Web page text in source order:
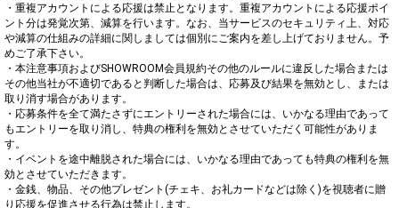
・重複アカウントによる応援は禁止となります。重複アカウントによる応援ポイ
ント分は発覚次第、減算を行います。なお、当サービスのセキュリティ上、対応
や減算の仕組みの詳細に関しましては個別にご案内を差し上げておりません。予
めご了承下さい。
・本注意事項およびSHOWROOM会員規約その他のルールに違反した場合または
その他当社が不適切であると判断した場合は、応募及び結果を無効とし、または
取り消す場合があります。
・応募条件を全て満たさずにエントリーされた場合には、いかなる理由であって
もエントリーを取り消し、特典の権利を無効とさせていただく可能性がありま
す。
・イベントを途中離脱された場合には、いかなる理由であっても特典の権利を無
効とさせていただきます。
・金銭、物品、その他プレゼント(チェキ、お礼カードなどは除く)を視聴者に贈
り応援を促進させる行為は禁止します。